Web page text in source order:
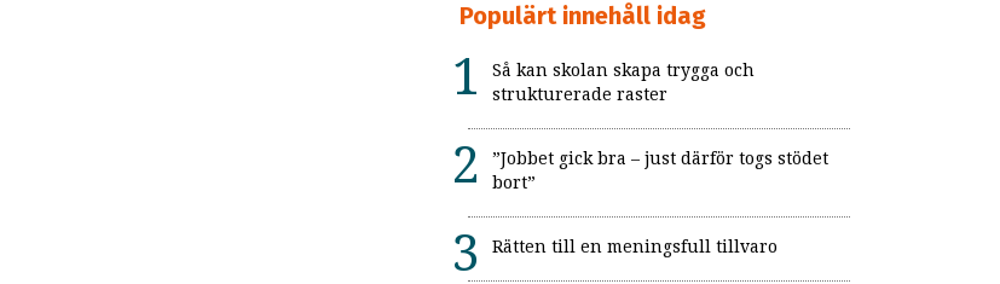
Populärt innehåll idag
Så kan skolan skapa trygga och
strukturerade raster
”Jobbet gick bra – just därför togs stödet
bort”
Rätten till en meningsfull tillvaro